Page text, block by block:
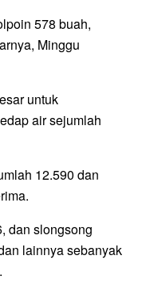
578 buah,
Minggu
untuk
air sejumlah
12.590 dan
dan slongsong
lainnya sebanyak